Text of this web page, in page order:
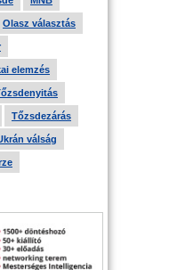
Olasz választás
elemzés
Tőzsdezárás
válság